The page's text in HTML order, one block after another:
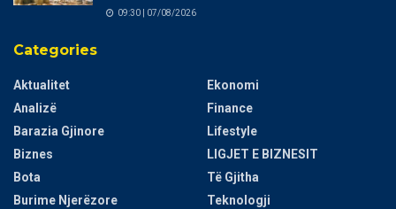
09:30 | 07/08/2026
Categories
Aktualitet
Analizë
Barazia Gjinore
Biznes
Bota
Burime Njerëzore
Ekonomi
Finance
Lifestyle
LIGJET E BIZNESIT
Të Gjitha
Teknologji